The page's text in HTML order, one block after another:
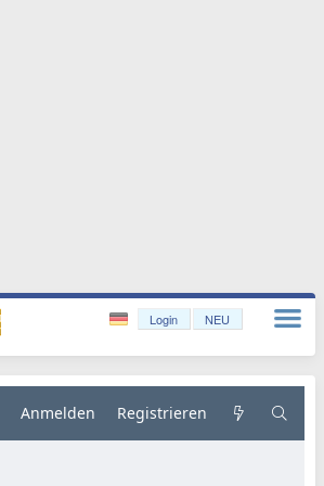
Login NEU
Anmelden Registrieren